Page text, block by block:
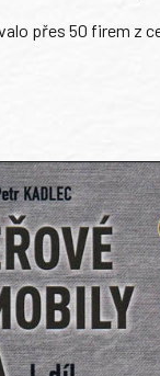
přes 50 firem z